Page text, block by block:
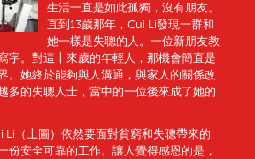
生活一直是如此孤獨，沒有朋友。
直到13歲那年，Cui Li發現一群和
她一樣是失聰的人。一位新朋友教
字。對這十來歲的年輕人，那機會簡直是
。她終於能夠與人溝通，與家人的關係改
多的失聰人士，當中的一位後來成了她的
Li（上圖）依然要面對貧窮和失聰帶來的
份安全可靠的工作。讓人覺得感恩的是，